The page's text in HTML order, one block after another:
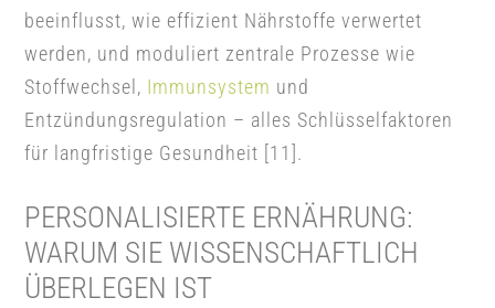
beeinflusst, wie effizient Nährstoffe verwertet
werden, und moduliert zentrale Prozesse wie
Stoffwechsel, Immunsystem und
Entzündungsregulation – alles Schlüsselfaktoren
für langfristige Gesundheit [11].
PERSONALISIERTE ERNÄHRUNG:
WARUM SIE WISSENSCHAFTLICH
ÜBERLEGEN IST